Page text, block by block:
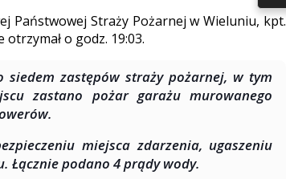
Państwowej Straży Pożarnej w Wieluniu, kpt.
o godz. 19:03.
siedem zastępów straży pożarnej, w tym
zastano pożar garażu murowanego
miejsca zdarzenia, ugaszeniu
Łącznie podano 4 prądy wody.